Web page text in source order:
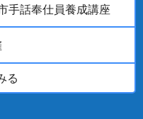
手話奉仕員養成講座
る